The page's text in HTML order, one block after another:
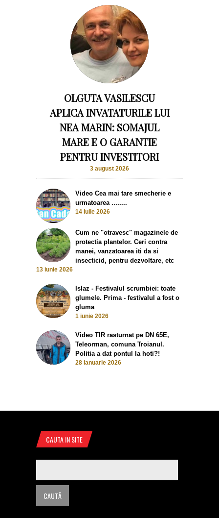
OLGUTA VASILESCU
APLICA INVATATURILE LUI
NEA MARIN: SOMAJUL
MARE E O GARANTIE
PENTRU INVESTITORI
3 august 2026
Video Cea mai tare smecherie e
urmatoarea ........
14 iulie 2026
Cum ne "otravesc" magazinele de
protectia plantelor. Ceri contra
manei, vanzatoarea iti da si
insecticid, pentru dezvoltare, etc
13 iunie 2026
Islaz - Festivalul scrumbiei: toate
glumele. Prima - festivalul a fost o
gluma
1 iunie 2026
Video TIR rasturnat pe DN 65E,
Teleorman, comuna Troianul.
Politia a dat pontul la hoti?!
28 ianuarie 2026
CAUTA IN SITE